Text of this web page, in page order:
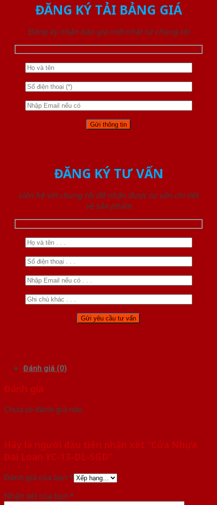
ĐĂNG KÝ TẢI BẢNG GIÁ
Đăng ký nhận báo giá mới nhất từ chúng tôi
ĐĂNG KÝ TƯ VẤN
Liên hệ với chúng tôi để nhận được tư vấn chi tiết
về sản phẩm
Đánh giá (0)
Đánh giá
Chưa có đánh giá nào.
Hãy là người đầu tiên nhận xét “Cửa Nhựa
Đài Loan YC-13-DL-SGD”
Đánh giá của bạn *
Nhận xét của bạn *